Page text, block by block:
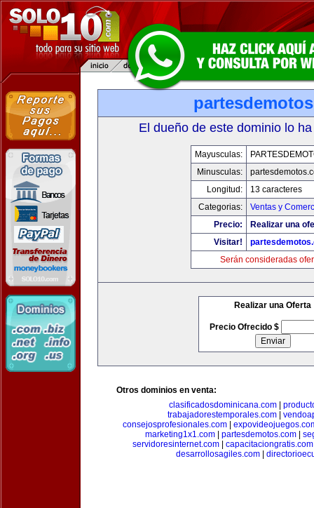
El dueño de este dominio lo
Mayusculas:
Minusculas:
Longitud:
13 caracteres
Categorias:
Ventas y
Precio:
Realizar una
Visitar!
Serán consideradas
Realizar una Oferta
Precio Ofrecido $
Otros dominios en venta:
clasificadosdominicana.com
trabajadorestemporales.com
consejosprofesionales.com|
marketing1x1.com| partesdemotos.com|
servidoresinternet.com| capacitaciongratis.com
desarrollosagiles.com|